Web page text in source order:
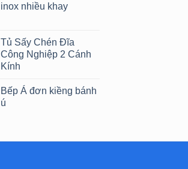
inox nhiều khay
Tủ Sấy Chén Đĩa
Công Nghiệp 2 Cánh
Kính
Bếp Á đơn kiềng bánh
ú